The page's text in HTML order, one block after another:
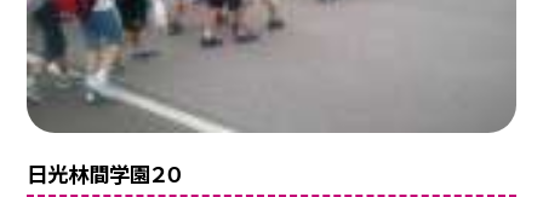
日光林間学園２０